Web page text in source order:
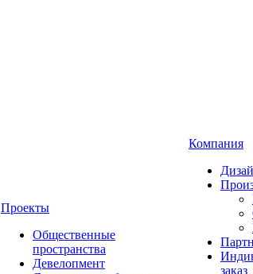
Проекты
Общественные
пространства
Девелопмент
Компания
заказ